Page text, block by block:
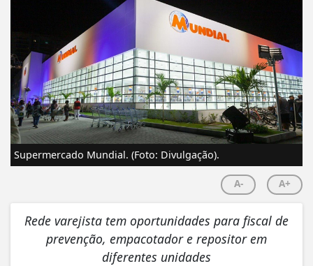
Supermercado Mundial. (Foto: Divulgação).
A- A+
Rede varejista tem oportunidades para fiscal de
prevenção, empacotador e repositor em
diferentes unidades